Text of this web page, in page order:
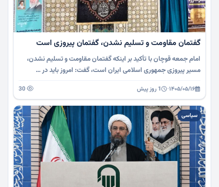
گفتمان مقاومت و تسلیم نشدن، گفتمان پیروزی است
امام جمعه قوچان با تأکید بر اینکه گفتمان مقاومت و تسلیم نشدن،
مسیر پیروزی جمهوری اسلامی ایران است، گفت: امروز باید در …
۱۴۰۵/۰۵/۱۶· 1 روز پیش
سیاسی